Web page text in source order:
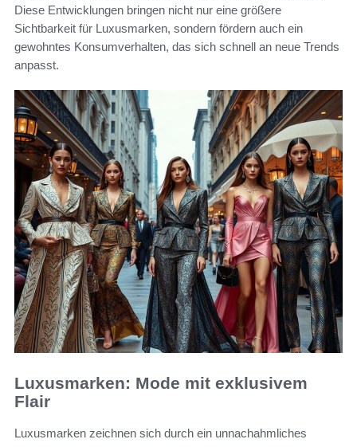
Diese Entwicklungen bringen nicht nur eine größere
Sichtbarkeit für Luxusmarken, sondern fördern auch ein
gewohntes Konsumverhalten, das sich schnell an neue Trends
anpasst.
Luxusmarken: Mode mit exklusivem
Flair
Luxusmarken zeichnen sich durch ein unnachahmliches